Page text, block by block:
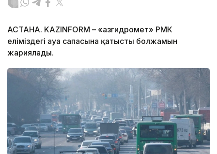
АСТАНА. KAZINFORM – «Қазгидромет» РМК
еліміздегі ауа сапасына қатысты болжамын
жариялады.